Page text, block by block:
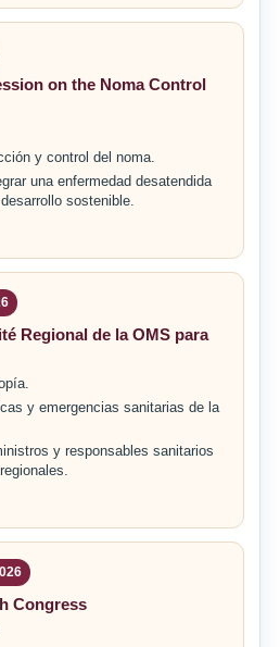
on the Noma Control
y control del noma.
una enfermedad desatendida
sostenible.
Regional de la OMS para
y emergencias sanitarias de la
y responsables sanitarios
Congress